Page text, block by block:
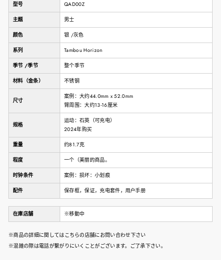
型号 QAD00Z
主题 男士
颜色 银 /灰色
系列 Tambou Horizo​​n
季节 /季节 整个季节
材料（金条） 不锈钢
尺寸
案例：大约44.0mm x 52.0mm
臂周围：大约13-16厘米
规格
运动：石英（可充电）
2024年购买
重量 约81.7克
程度 一个（美丽的商品。
时钟条件 案例：损坏：小划痕
配件 保存框，保证，充电套件，用户手册
在庫店舗 ※移動中
※商品の詳細に関してはこちらの店舗にお問い合わせ下さい
※混雑の際は電話が繋がりにいくことがございます。ご了承下さい。